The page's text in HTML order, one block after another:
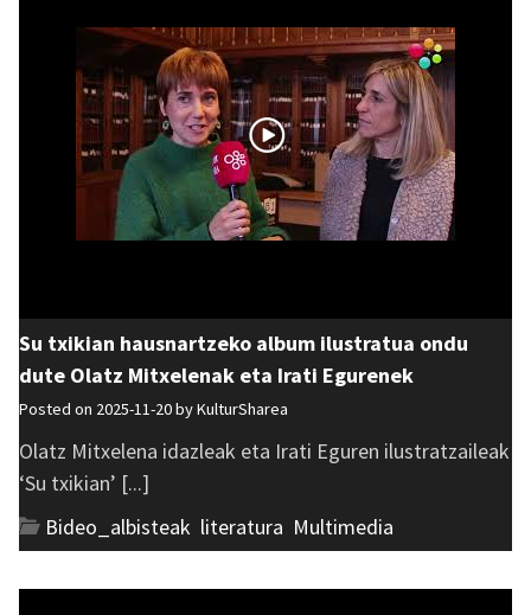
Su txikian hausnartzeko album ilustratua ondu
dute Olatz Mitxelenak eta Irati Egurenek
Posted on 2025-11-20 byKulturSharea
Olatz Mitxelena idazleak eta Irati Eguren ilustratzaileak
‘Su txikian’ [...]
Bideo_albisteak literatura Multimedia